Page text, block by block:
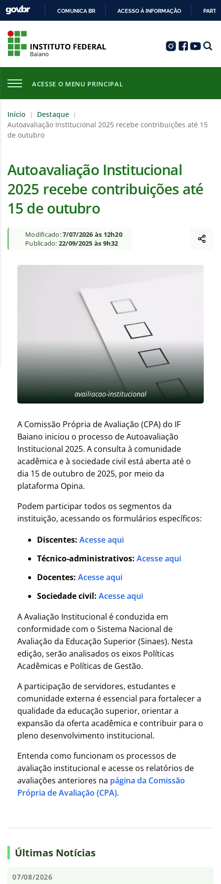
COMUNICA BR ACESSO À INFORMAÇÃO
ACESSE O MENU PRINCIPAL
Início | Destaque |
Autoavaliação Institucional 2025 recebe contribuições até 15
de outubro
Autoavaliação Institucional
2025 recebe contribuições até
15 de outubro
Modificado:7/07/2026 às 12h20
Publicado: 22/09/2025 às 9h32
availiacao-institucional
A Comissão Própria de Avaliação (CPA) do IF
Baiano iniciou o processo de Autoavaliação
Institucional 2025. A consulta à comunidade
acadêmica e à sociedade civil está aberta até o
dia 15 de outubro de 2025, por meio da
plataforma Opina.
Podem participar todos os segmentos da
instituição, acessando os formulários específicos:
Discentes: Acesse aqui
Técnico-administrativos: Acesse aqui
Docentes: Acesse aqui
Sociedade civil: Acesse aqui
A Avaliação Institucional é conduzida em
conformidade com o Sistema Nacional de
Avaliação da Educação Superior (Sinaes). Nesta
edição, serão analisados os eixos Políticas
Acadêmicas e Políticas de Gestão.
A participação de servidores, estudantes e
comunidade externa é essencial para fortalecer a
qualidade da educação superior, orientar a
expansão da oferta acadêmica e contribuir para o
pleno desenvolvimento institucional.
Entenda como funcionam os processos de
avaliação institucional e acesse os relatórios de
avaliações anteriores na página da Comissão
Própria de Avaliação (CPA).
Últimas Notícias
07/08/2026